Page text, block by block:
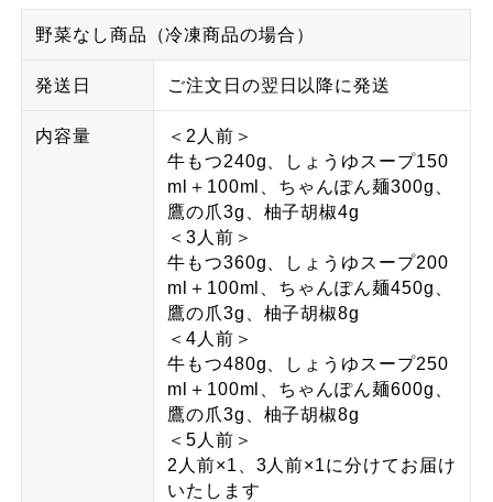
野菜なし商品（冷凍商品の場合）
発送日 ご注文日の翌日以降に発送
内容量
＜2人前＞
牛もつ240g、しょうゆスープ150
ml＋100ml、ちゃんぽん麺300g、
鷹の爪3g、柚子胡椒4g
＜3人前＞
牛もつ360g、しょうゆスープ200
ml＋100ml、ちゃんぽん麺450g、
鷹の爪3g、柚子胡椒8g
＜4人前＞
牛もつ480g、しょうゆスープ250
ml＋100ml、ちゃんぽん麺600g、
鷹の爪3g、柚子胡椒8g
＜5人前＞
2人前×1、3人前×1に分けてお届け
いたします